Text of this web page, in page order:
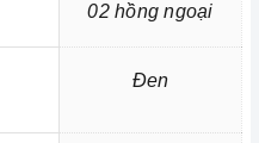
02 hồng ngoại
Đen